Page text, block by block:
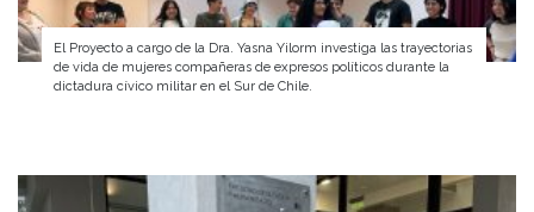
El Proyecto a cargo de la Dra. Yasna Yilorm investiga las trayectorias
de vida de mujeres compañeras de expresos políticos durante la
dictadura cívico militar en el Sur de Chile.